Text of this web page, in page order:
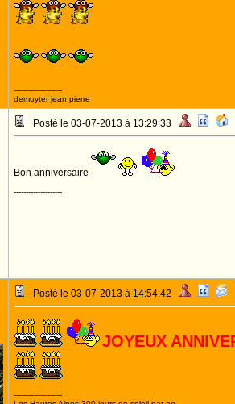
--------------------
demuyter jean pierre
Posté le 03-07-2013 à 13:29:33
Bon anniversaire
--------------------
Posté le 03-07-2013 à 14:54:42
JOYEUX
--------------------